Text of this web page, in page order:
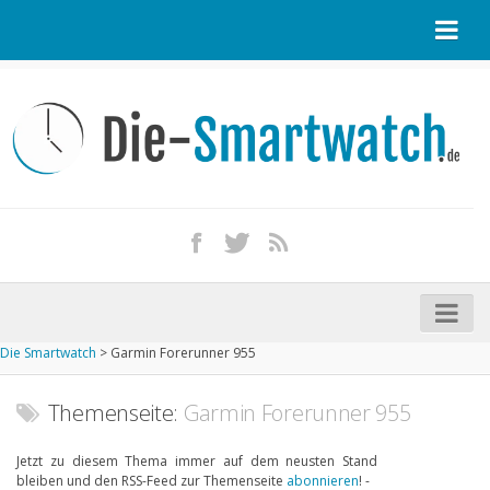
Kontakt / Tipp geben
Impressum
iPhone kaufen
Startseite
Aktuelle Smartwatches im Test
Die Smartwatch > Garmin Forerunner 955
Themenseite: Garmin Forerunner 955
Jetzt zu diesem Thema immer auf dem neusten Stand
bleiben und den RSS-Feed zur Themenseite abonnieren! -